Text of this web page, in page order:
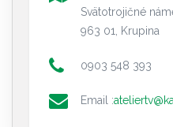
Svätotrojičné
963 01, Krupina
0903 548 393
Email :